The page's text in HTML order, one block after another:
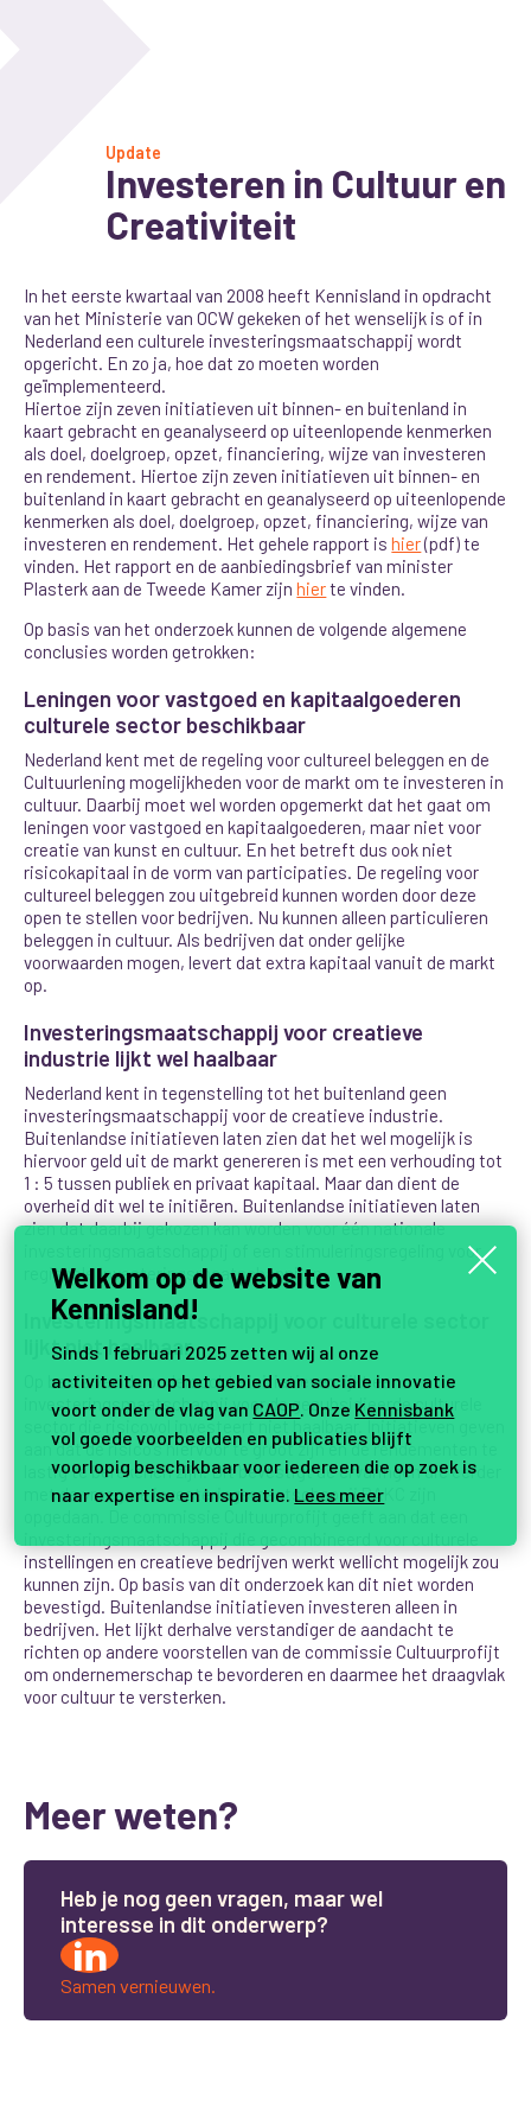
Update
Investeren in Cultuur en
Creativiteit
In het eerste kwartaal van 2008 heeft Kennisland in opdracht
van het Ministerie van OCW gekeken of het wenselijk is of in
Nederland een culturele investeringsmaatschappij wordt
opgericht. En zo ja, hoe dat zo moeten worden
geïmplementeerd.
Hiertoe zijn zeven initiatieven uit binnen- en buitenland in
kaart gebracht en geanalyseerd op uiteenlopende kenmerken
als doel, doelgroep, opzet, financiering, wijze van investeren
en rendement. Hiertoe zijn zeven initiatieven uit binnen- en
buitenland in kaart gebracht en geanalyseerd op uiteenlopende
kenmerken als doel, doelgroep, opzet, financiering, wijze van
investeren en rendement. Het gehele rapport ishier(pdf) te
vinden. Het rapport en de aanbiedingsbrief van minister
Plasterk aan de Tweede Kamer zijnhierte vinden.
Op basis van het onderzoek kunnen de volgende algemene
conclusies worden getrokken:
Leningen voor vastgoed en kapitaalgoederen
culturele sector beschikbaar
Nederland kent met de regeling voor cultureel beleggen en de
Cultuurlening mogelijkheden voor de markt om te investeren in
cultuur. Daarbij moet wel worden opgemerkt dat het gaat om
leningen voor vastgoed en kapitaalgoederen, maar niet voor
creatie van kunst en cultuur. En het betreft dus ook niet
risicokapitaal in de vorm van participaties. De regeling voor
cultureel beleggen zou uitgebreid kunnen worden door deze
open te stellen voor bedrijven. Nu kunnen alleen particulieren
beleggen in cultuur. Als bedrijven dat onder gelijke
voorwaarden mogen, levert dat extra kapitaal vanuit de markt
op.
Investeringsmaatschappij voor creatieve
industrie lijkt wel haalbaar
Nederland kent in tegenstelling tot het buitenland geen
investeringsmaatschappij voor de creatieve industrie.
Buitenlandse initiatieven laten zien dat het wel mogelijk is
hiervoor geld uit de markt genereren is met een verhouding tot
1 : 5 tussen publiek en privaat kapitaal. Maar dan dient de
overheid dit wel te initiëren. Buitenlandse initiatieven laten
zien dat daarbij gekozen kan worden voor één nationale
investeringsmaatschappij of een stimuleringsregeling voor
regionale investeringsmaatschappijen.
Investeringsmaatschappij voor culturele sector
lijkt niet haalbaar
Op basis van de onderzochte initiatieven lijkt een
investeringsmaatschappij voor de gesubsidieerde culturele
sector die risicovol investeert niet haalbaar. Initiatieven geven
aan dat de risico’s hiervoor te groot zijn en de rendementen te
lastig te berekenen zijn. Dit bevestigt de ervaringen die eerder
met de vroegere investeringsmaatschappij PAKC zijn
instellingen en creatieve bedrijven werkt wellicht mogelijk zou
kunnen zijn. Op basis van dit onderzoek kan dit niet worden
bevestigd. Buitenlandse initiatieven investeren alleen in
bedrijven. Het lijkt derhalve verstandiger de aandacht te
richten op andere voorstellen van de commissie Cultuurprofijt
om ondernemerschap te bevorderen en daarmee het draagvlak
voor cultuur te versterken.
Meer weten?
Heb je nog geen vragen, maarwel
interesse in dit onderwerp?
Samen vernieuwen.
Welkom op de website van
Kennisland!
Sinds 1 februari 2025 zetten wij al onze
activiteiten op het gebied van sociale innovatie
voort onder de vlag van CAOP. Onze Kennisbank
vol goede voorbeelden en publicaties blijft
voorlopig beschikbaar voor iedereen die op zoek is
naar expertise en inspiratie. Lees meer